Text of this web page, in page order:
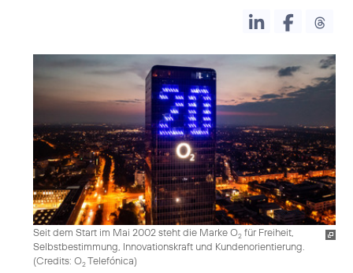
Seit dem Start im Mai 2002 steht die Marke O2 für Freiheit,
Selbstbestimmung, Innovationskraft und Kundenorientierung.
(Credits: O2Telefónica)